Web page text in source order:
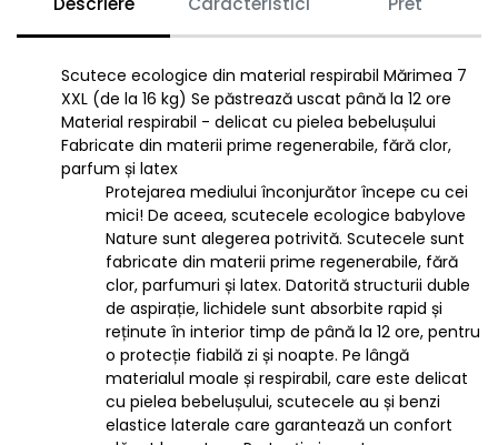
Scutece ecologice din material respirabil Mărimea 7
XXL (de la 16 kg) Se păstrează uscat până la 12 ore
Material respirabil - delicat cu pielea bebelușului
Fabricate din materii prime regenerabile, fără clor,
parfum și latex
Protejarea mediului înconjurător începe cu cei
mici! De aceea, scutecele ecologice babylove
Nature sunt alegerea potrivită. Scutecele sunt
fabricate din materii prime regenerabile, fără
clor, parfumuri și latex. Datorită structurii duble
de aspirație, lichidele sunt absorbite rapid și
reținute în interior timp de până la 12 ore, pentru
o protecție fiabilă zi și noapte. Pe lângă
materialul moale și respirabil, care este delicat
cu pielea bebelușului, scutecele au și benzi
elastice laterale care garantează un confort